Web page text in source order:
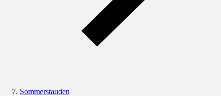
Sommerstauden